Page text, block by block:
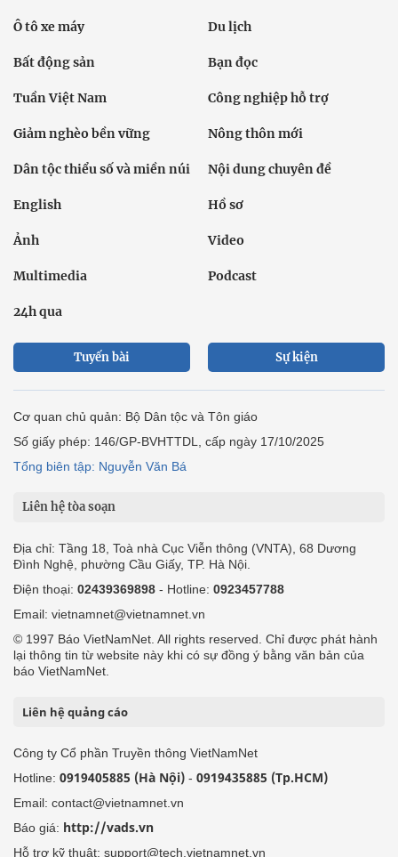
Ô tô xe máy Du lịch
Bất động sản Bạn đọc
Tuần Việt Nam Công nghiệp hỗ trợ
Giảm nghèo bền vững Nông thôn mới
Dân tộc thiểu số và miền núi Nội dung chuyên đề
English Hồ sơ
Ảnh Video
Multimedia Podcast
24h qua
Tuyến bài Sự kiện
Cơ quan chủ quản: Bộ Dân tộc và Tôn giáo
Số giấy phép: 146/GP-BVHTTDL, cấp ngày 17/10/2025
Tổng biên tập: Nguyễn Văn Bá
Liên hệ tòa soạn
Địa chỉ: Tầng 18, Toà nhà Cục Viễn thông (VNTA), 68 Dương
Đình Nghệ, phường Cầu Giấy, TP. Hà Nội.
Điện thoại: 02439369898 - Hotline: 0923457788
Email: vietnamnet@vietnamnet.vn
© 1997 Báo VietNamNet. All rights reserved. Chỉ được phát hành
lại thông tin từ website này khi có sự đồng ý bằng văn bản của
báo VietNamNet.
Liên hệ quảng cáo
Công ty Cổ phần Truyền thông VietNamNet
Hotline: 0919405885 (Hà Nội) - 0919435885 (Tp.HCM)
Email: contact@vietnamnet.vn
Báo giá: http://vads.vn
Hỗ trợ kỹ thuật: support@tech.vietnamnet.vn